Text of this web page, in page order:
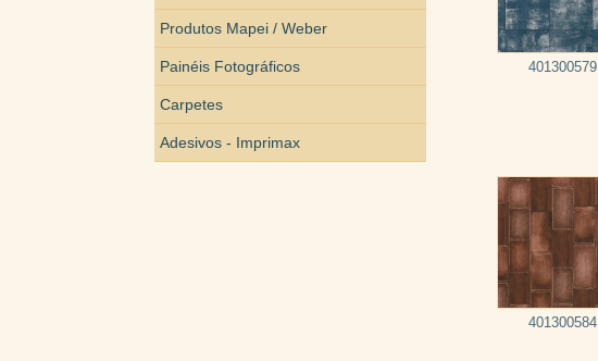
Produtos Mapei / Weber
Painéis Fotográficos
Carpetes
Adesivos - Imprimax
401300579
401300584